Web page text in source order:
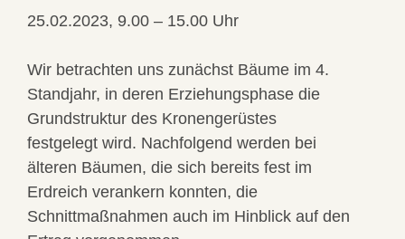
25.02.2023, 9.00 – 15.00 Uhr
Wir betrachten uns zunächst Bäume im 4.
Standjahr, in deren Erziehungsphase die
Grundstruktur des Kronengerüstes
festgelegt wird. Nachfolgend werden bei
älteren Bäumen, die sich bereits fest im
Erdreich verankern konnten, die
Schnittmaßnahmen auch im Hinblick auf den